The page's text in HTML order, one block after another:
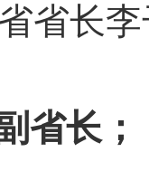
省长
省长；